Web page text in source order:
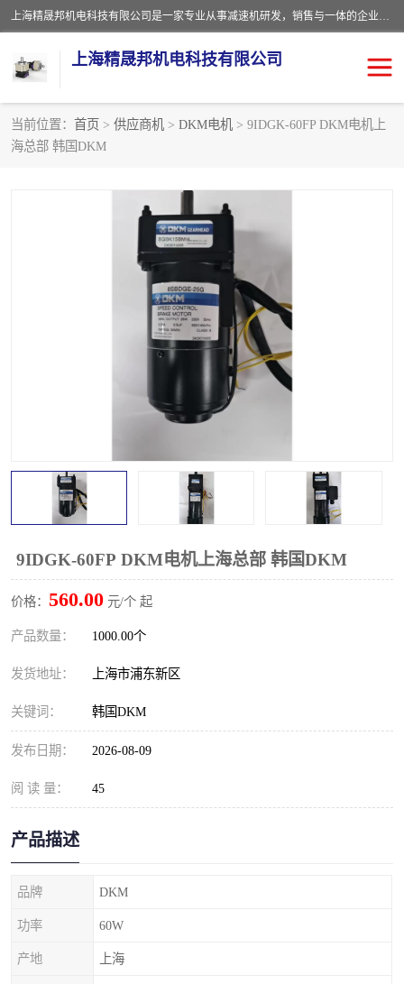
上海精晟邦机电科技有限公司是一家专业从事减速机研发，销售与一体的企业。公司拥有资深技术人员和技术团队服务人才，致力于为广大客户提供专业，细致的产品服务。主营产品有：中型减速电机，微型调速电机，精密行星减速机，蜗轮蜗杆减速机，RFKS四大系列减速机，SKM双曲面齿轮减速机，齿轮减速电机，行星减速机，防爆电机，变频器等系列；产品广泛用于汽车，船舶，能源，环保，包装，物流等领域，欢迎咨询。
上海精晟邦机电科技有限公司
当前位置： 首页 > 供应商机 > DKM电机 > 9IDGK-60FP DKM电机上
海总部 韩国DKM
9IDGK-60FP DKM电机上海总部 韩国DKM
价格： 560.00 元/个 起
产品数量： 1000.00个
发货地址： 上海市浦东新区
关键词： 韩国DKM
发布日期： 2026-08-09
阅 读 量： 45
产品描述
品牌 DKM
功率 60W
产地 上海
减速电机
JSCC精研电机
精晟邦四大系列
精晟邦微型齿轮减速电机
晟邦电机
东元电机